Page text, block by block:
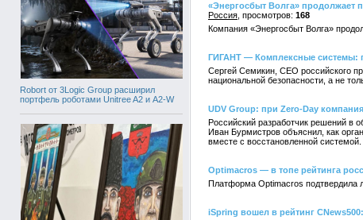
Robort от 3Logic Group расширил
портфель роботами Unitree A2 и A2-W
«Энергосбыт Волга» продолжает
Россия
168
Компания «Энергосбыт Волга»
ГИГАНТ — Комплексные системы:
Сергей Семикин, СЕО российского
национальной безопасности, а не
UDV Group: при Zero-Day
Российский разработчик решений в
Иван Бурмистров объяснил, как
вместе с восстановленной системой.
Optimacros — в топе рейтинга
Платформа Optimacros подтвердила
iSpring вошел в рейтинг